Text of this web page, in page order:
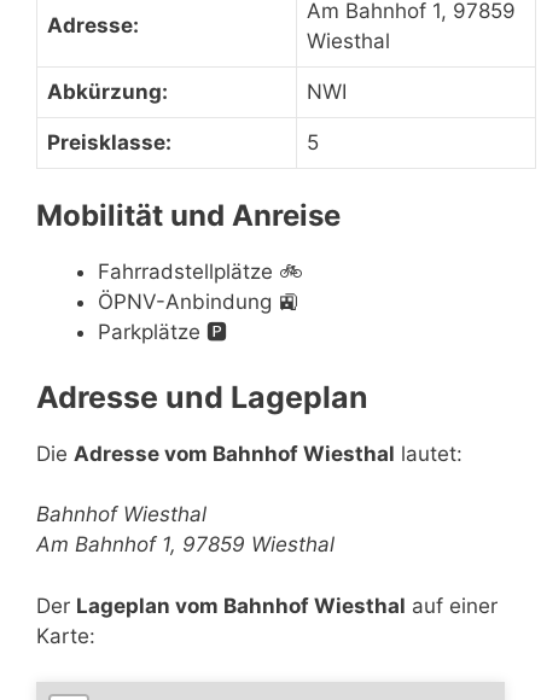
Adresse:
Am Bahnhof 1, 97859
Wiesthal
Abkürzung: NWI
Preisklasse: 5
Mobilität und Anreise
Fahrradstellplätze 🚲
ÖPNV-Anbindung 🚉
Parkplätze 🅿️
Adresse und Lageplan
Die Adresse vom Bahnhof Wiesthal lautet:
Bahnhof Wiesthal
Am Bahnhof 1, 97859 Wiesthal
Der Lageplan vom Bahnhof Wiesthal auf einer
Karte: